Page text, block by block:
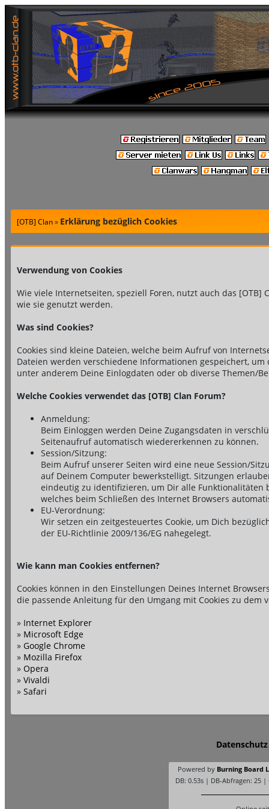
[OTB] Clan» Erklärung bezüglich Cookies
Verwendung von Cookies
Wie viele Internetseiten, speziell Foren, nutzt auch das [OTB]
wie sie genutzt werden.
Was sind Cookies?
Cookies sind kleine Dateien, welche beim Aufruf von
Dateien werden verschiedene Informationen gespeichert,
unter anderem Deine Einlogdaten oder ob diverse Themen/
Welche Cookies verwendet das [OTB] Clan Forum?
Anmeldung:
Beim Einloggen werden Deine Zugangsdaten in
Seitenaufruf automatisch wiedererkennen zu können.
Session/Sitzung:
Beim Aufruf unserer Seiten wird eine neue Session/
auf Deinem Computer bewerkstelligt. Sitzungen
eindeutig zu identifizieren, um Dir alle Funktionalitäten
welches beim Schließen des Internet Browsers
EU-Verordnung:
Wir setzen ein zeitgesteuertes Cookie, um Dich
der EU-Richtlinie 2009/136/EG nahegelegt.
Wie kann man Cookies entfernen?
Cookies können in den Einstellungen Deines Internet
die passende Anleitung für den Umgang mit Cookies zu dem
» Internet Explorer
» Microsoft Edge
» Google Chrome
» Mozilla Firefox
» Opera
» Vivaldi
» Safari
Datenschutz
Powered by Burning Board
DB: 0.53s | DB-Abfragen: 25 |